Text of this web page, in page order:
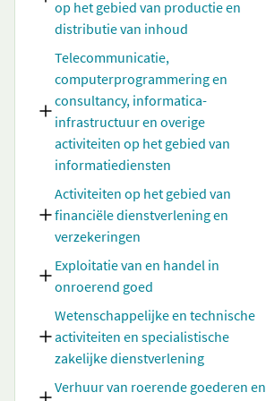
op het gebied van productie en
distributie van inhoud
Telecommunicatie,
computerprogrammering en
consultancy, informatica-
infrastructuur en overige
activiteiten op het gebied van
informatiediensten
Activiteiten op het gebied van
financiële dienstverlening en
verzekeringen
Exploitatie van en handel in
onroerend goed
Wetenschappelijke en technische
activiteiten en specialistische
zakelijke dienstverlening
Verhuur van roerende goederen en